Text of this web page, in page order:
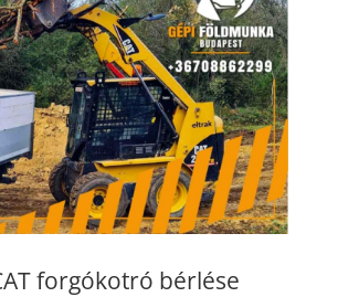
forgókotró bérlése